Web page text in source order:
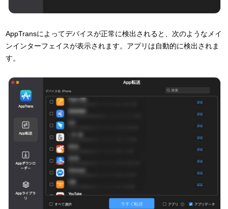
AppTransによってデバイスが正常に検出されると、次のようなメイ
ンインターフェイスが表示されます。アプリは自動的に検出されま
す。